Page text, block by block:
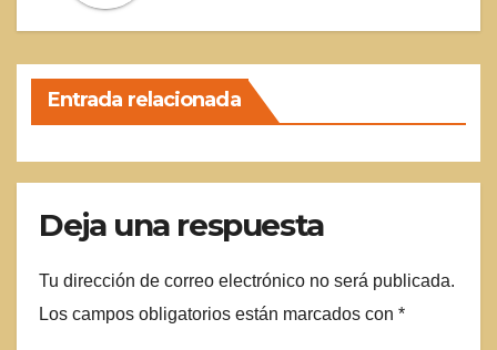
Entrada relacionada
Deja una respuesta
Tu dirección de correo electrónico no será publicada.
Los campos obligatorios están marcados con *